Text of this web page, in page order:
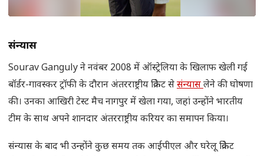
संन्यास
Sourav Ganguly ने नवंबर 2008 में ऑस्ट्रेलिया के खिलाफ खेली गई
बॉर्डर-गावस्कर ट्रॉफी के दौरान अंतरराष्ट्रीय क्रिकेट सेसंन्यासलेने की घोषणा
की। उनका आखिरी टेस्ट मैच नागपुर में खेला गया, जहां उन्होंने भारतीय
टीम के साथ अपने शानदार अंतरराष्ट्रीय करियर का समापन किया।
संन्यास के बाद भी उन्होंने कुछ समय तक आईपीएल और घरेलू क्रिकेट